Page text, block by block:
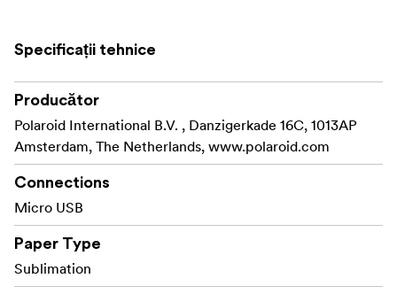
direct pe dispozitiv. Fiți creativi cu aplicația Polaroid Hi-
Print, unde puteți personaliza fiecare fotografie folosind
șabloane, autocolante, text, meme și multe altele.
Imprimanta utilizează cartușe de hârtie Polaroid Hi-Print
3×3 pentru a oferi rezultate clare și colorate de fiecare
dată.
Acest pachet include 60 de foi foto gata de imprimare,
oferindu-vă suficient spațiu pentru a crea, experimenta
și partaja imediat după despachetare, fără a fi necesare
achiziții suplimentare pentru a începe.
Specificații tehnice
Producător
Polaroid International B.V. , Danzigerkade 16C, 1013AP
Amsterdam, The Netherlands, www.polaroid.com
Connections
Micro USB
Paper Type
Sublimation